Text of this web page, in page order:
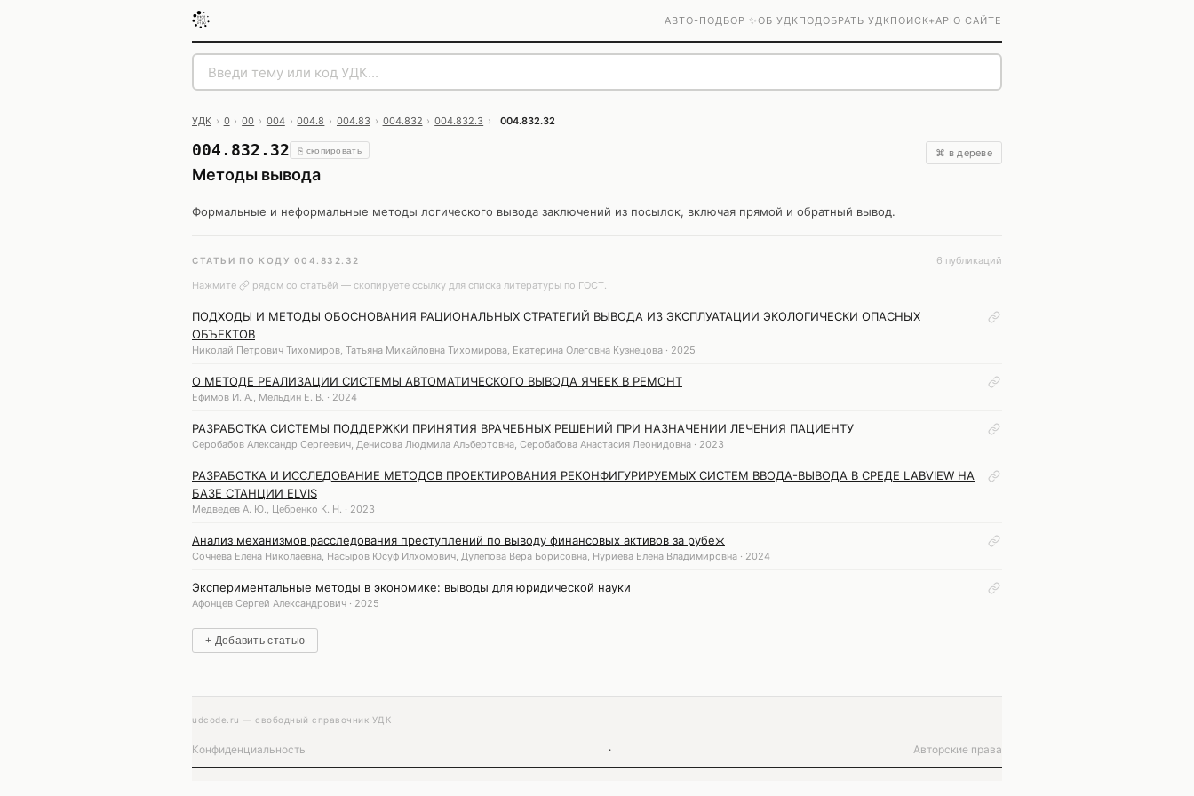
АВТО-ПОДБОР ✨ОБ УДКПОДОБРАТЬ УДКПОИСК+APIО САЙТЕ
УДК › 0 › 00 › 004 › 004.8 › 004.83 › 004.832 › 004.832.3 › 004.832.32
004.832.32 ⎘ скопировать
Методы вывода
⌘ в дереве
Формальные и неформальные методы логического вывода заключений из посылок, включая прямой и обратный вывод.
СТАТЬИ ПО КОДУ 004.832.32
6 публикаций
Нажмите
рядом со статьёй — скопируете ссылку для списка литературы по ГОСТ.
ПОДХОДЫ И МЕТОДЫ ОБОСНОВАНИЯ РАЦИОНАЛЬНЫХ СТРАТЕГИЙ ВЫВОДА ИЗ ЭКСПЛУАТАЦИИ ЭКОЛОГИЧЕСКИ ОПАСНЫХ
ОБЪЕКТОВ
Николай Петрович Тихомиров, Татьяна Михайловна Тихомирова, Екатерина Олеговна Кузнецова · 2025
О МЕТОДЕ РЕАЛИЗАЦИИ СИСТЕМЫ АВТОМАТИЧЕСКОГО ВЫВОДА ЯЧЕЕК В РЕМОНТ
Ефимов И. А., Мельдин Е. В. · 2024
РАЗРАБОТКА СИСТЕМЫ ПОДДЕРЖКИ ПРИНЯТИЯ ВРАЧЕБНЫХ РЕШЕНИЙ ПРИ НАЗНАЧЕНИИ ЛЕЧЕНИЯ ПАЦИЕНТУ
Серобабов Александр Сергеевич, Денисова Людмила Альбертовна, Серобабова Анастасия Леонидовна · 2023
РАЗРАБОТКА И ИССЛЕДОВАНИЕ МЕТОДОВ ПРОЕКТИРОВАНИЯ РЕКОНФИГУРИРУЕМЫХ СИСТЕМ ВВОДА-ВЫВОДА В СРЕДЕ LABVIEW НА
БАЗЕ СТАНЦИИ ELVIS
Медведев А. Ю., Цебренко К. Н. · 2023
Анализ механизмов расследования преступлений по выводу финансовых активов за рубеж
Сочнева Елена Николаевна, Насыров Юсуф Илхомович, Дулепова Вера Борисовна, Нуриева Елена Владимировна · 2024
Экспериментальные методы в экономике: выводы для юридической науки
Афонцев Сергей Александрович · 2025
+ Добавить статью
udcode.ru — свободный справочник УДК
Конфиденциальность · Авторские права